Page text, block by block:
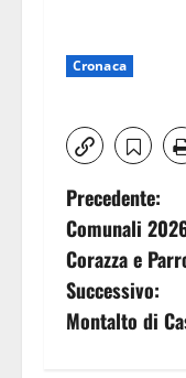
Cronaca
N
a
v
i
Precedente:
Comunali
Corazza e
Successivo:
Montalto di